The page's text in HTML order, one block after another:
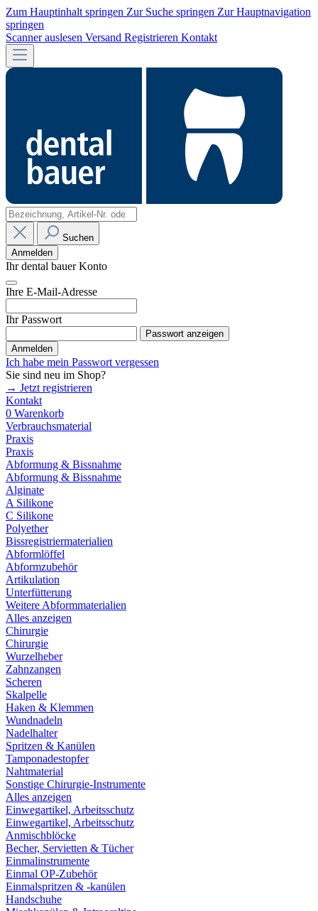
Zum Hauptinhalt springen Zur Suche springen Zur Hauptnavigation
springen
Scanner auslesen Versand Registrieren Kontakt
Suchen
Anmelden
Ihr dental bauer Konto
Ihre E-Mail-Adresse
Ihr Passwort
Passwort anzeigen
Anmelden
Ich habe mein Passwort vergessen
Sie sind neu im Shop?
→ Jetzt registrieren
Kontakt
0 Warenkorb
Verbrauchsmaterial
Praxis
Praxis
Abformung & Bissnahme
Abformung & Bissnahme
Alginate
A Silikone
C Silikone
Polyether
Bissregistriermaterialien
Abformlöffel
Abformzubehör
Artikulation
Unterfütterung
Weitere Abformmaterialien
Alles anzeigen
Chirurgie
Chirurgie
Wurzelheber
Zahnzangen
Scheren
Skalpelle
Haken & Klemmen
Wundnadeln
Nadelhalter
Spritzen & Kanülen
Tamponadestopfer
Nahtmaterial
Sonstige Chirurgie-Instrumente
Alles anzeigen
Einwegartikel, Arbeitsschutz
Einwegartikel, Arbeitsschutz
Anmischblöcke
Becher, Servietten & Tücher
Einmalinstrumente
Einmal OP-Zubehör
Einmalspritzen & -kanülen
Handschuhe